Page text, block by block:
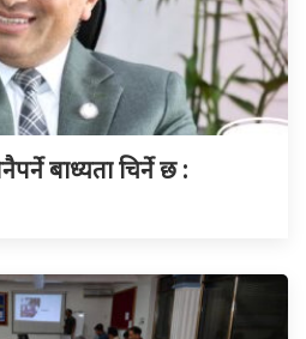
बाध्यता चिर्ने छ :